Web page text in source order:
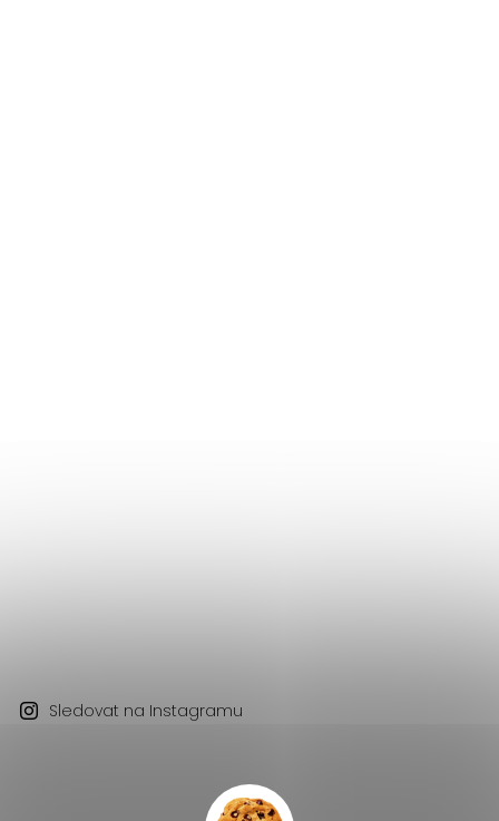
Sledovat na Instagramu